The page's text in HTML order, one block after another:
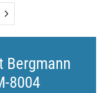
Bergmann
8004